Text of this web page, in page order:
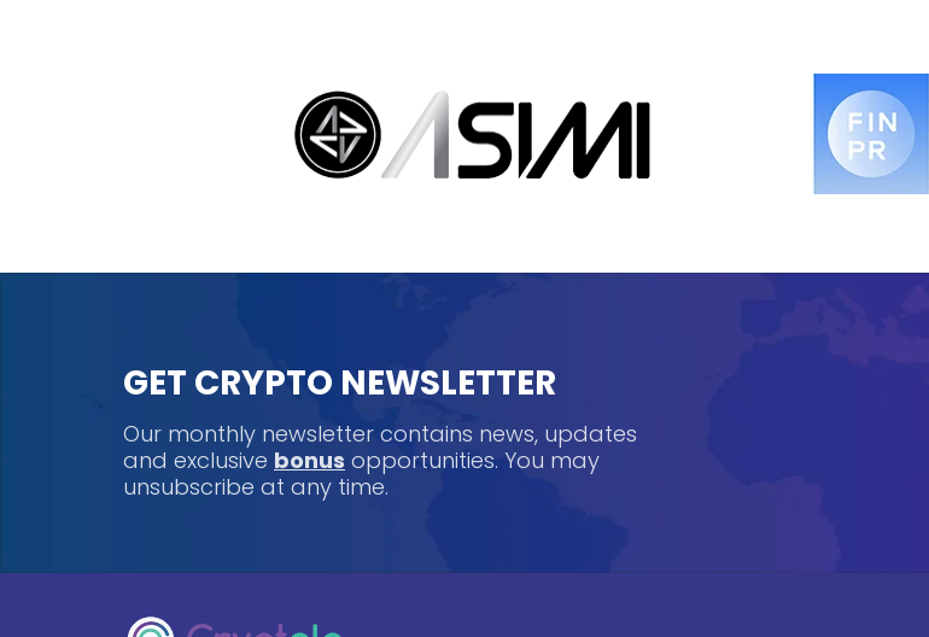
GET CRYPTO NEWSLETTER
Our monthly newsletter contains news, updates
and exclusive bonus opportunities. You may
unsubscribe at any time.